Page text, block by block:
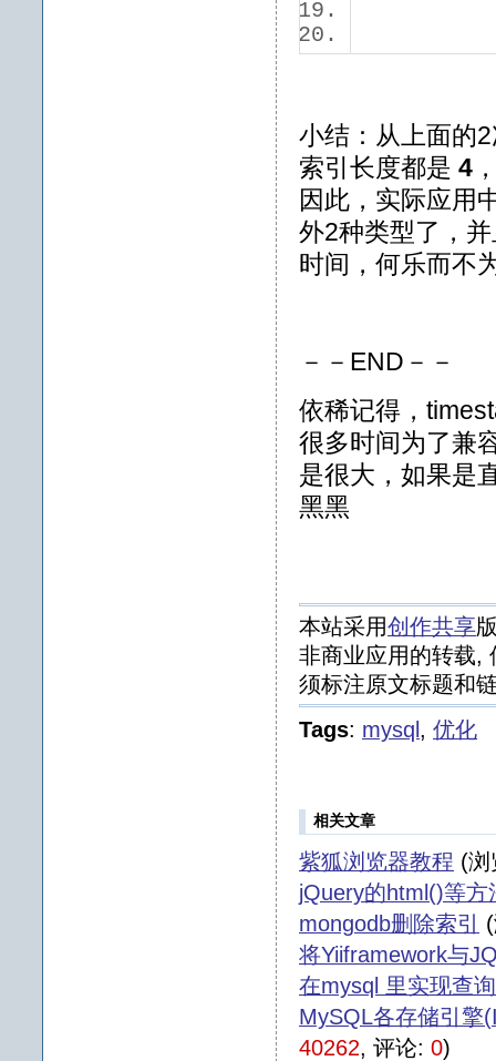
小结：从上面的
索引长度都是 4
因此，实际应用
外2种类型了，
时间，何乐而不
－－END－－
依稀记得，
很多时间为了兼
是很大，如果是
黑黑
本站采用创作共享
非商业应用的转载,
须标注原文标题和
Tags: mysql , 优化
相关文章
紫狐浏览器教程 (
jQuery的html()等方
mongodb删除索引
将Yiiframework与
在mysql 里实现查
MySQL各存储引擎
40262, 评论: 0)